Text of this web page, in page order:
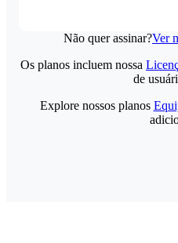
Não quer assinar?Ver
Os planos incluem nossa
de
Explore nossos planos